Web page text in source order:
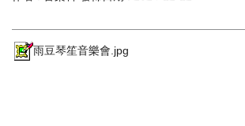
雨豆琴笙音樂會.jpg